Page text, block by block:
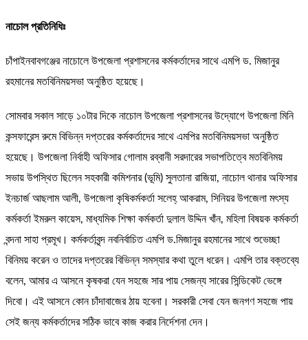
নাচোল প্রতিনিধিঃ
চাঁপাইনবাবগঞ্জের নাচোলে উপজেলা প্রশাসনের কর্মকর্তাদের সাথে এমপি ড. মিজানুর
রহমানের মতবিনিময়সভা অনুষ্ঠিত হয়েছে।
সোমবার সকাল সাড়ে ১০টার দিকে নাচোল উপজেলা প্রশাসনের উদ্যোগে উপজেলা মিনি
কন্সফারেন্স রুমে বিভিন্ন দপ্তরের কর্মকর্তাদের সাথে এমপির মতবিনিময়সভা অনুষ্ঠিত
হয়েছে। উপজেলা নির্বাহী অফিসার গোলাম রব্বানী সরদারের সভাপতিত্বে মতবিনিময়
সভায় উপস্থিত ছিলেন সহকারী কমিশনার (ভূমি) সুলতানা রাজিয়া, নাচোল থানার অফিসার
ইনচার্জ আছলাম আলী, উপজেলা কৃষিকর্মকর্তা সলেহ্ আকরাম, সিনিয়র উপজেলা মৎস্য
কর্মকর্তা ইমরুল কায়েস, মাধ্যমিক শিক্ষা কর্মকর্তা দুলাল উদ্দিন খাঁন, মহিলা বিষয়ক কর্মকর্তা
বন্দনা সাহা প্রমূখ। কর্মকর্তাবৃন্দ নবনির্বাচিত এমপি ড.মিজানুর রহমানের সাথে শুভেচ্ছা
বিনিময় করেন ও তাদের দপ্তরের বিভিন্ন সমস্যার কথা তুলে ধরেন। এমপি তার বক্তব্যে
বলেন, আমার এ আসনে কৃষকরা যেন সহজে সার পায় সেজন্য সারের সিন্ডিকেট ভেঙ্গে
দিবো। এই আসনে কোন চাঁদাবাজের ঠায় হবেনা। সরকারী সেবা যেন জনগণ সহজে পায়
সেই জন্য কর্মকর্তাদের সঠিক ভাবে কাজ করার নির্দেশনা দেন।